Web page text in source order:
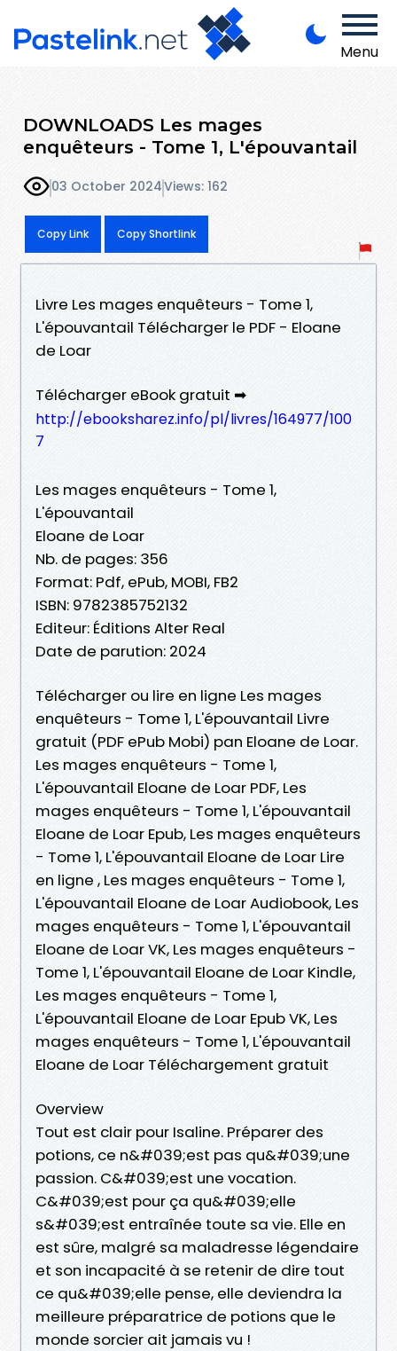
Menu
DOWNLOADS Les mages
enquêteurs - Tome 1, L'épouvantail
03 October 2024Views: 162
Copy Link Copy Shortlink
Livre Les mages enquêteurs - Tome 1,
L'épouvantail Télécharger le PDF - Eloane
de Loar
Télécharger eBook gratuit ➡
http://ebooksharez.info/pl/livres/164977/100
7
Les mages enquêteurs - Tome 1,
L'épouvantail
Eloane de Loar
Nb. de pages: 356
Format: Pdf, ePub, MOBI, FB2
ISBN: 9782385752132
Editeur: Éditions Alter Real
Date de parution: 2024
Télécharger ou lire en ligne Les mages
enquêteurs - Tome 1, L'épouvantail Livre
gratuit (PDF ePub Mobi) pan Eloane de Loar.
Les mages enquêteurs - Tome 1,
L'épouvantail Eloane de Loar PDF, Les
mages enquêteurs - Tome 1, L'épouvantail
Eloane de Loar Epub, Les mages enquêteurs
- Tome 1, L'épouvantail Eloane de Loar Lire
en ligne , Les mages enquêteurs - Tome 1,
L'épouvantail Eloane de Loar Audiobook, Les
mages enquêteurs - Tome 1, L'épouvantail
Eloane de Loar VK, Les mages enquêteurs -
Tome 1, L'épouvantail Eloane de Loar Kindle,
Les mages enquêteurs - Tome 1,
L'épouvantail Eloane de Loar Epub VK, Les
mages enquêteurs - Tome 1, L'épouvantail
Eloane de Loar Téléchargement gratuit
Overview
Tout est clair pour Isaline. Préparer des
potions, ce n&#039;est pas qu&#039;une
passion. C&#039;est une vocation.
C&#039;est pour ça qu&#039;elle
s&#039;est entraînée toute sa vie. Elle en
est sûre, malgré sa maladresse légendaire
et son incapacité à se retenir de dire tout
ce qu&#039;elle pense, elle deviendra la
meilleure préparatrice de potions que le
monde sorcier ait jamais vu !